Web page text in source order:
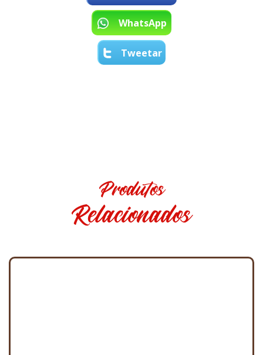
WhatsApp
Tweetar
Produtos
Relacionados